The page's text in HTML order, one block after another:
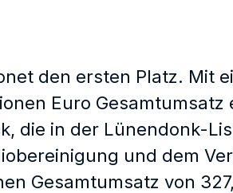
den ersten Platz. Mit
Euro Gesamtumsatz
die in der Lünendonk-
und dem
Gesamtumsatz von